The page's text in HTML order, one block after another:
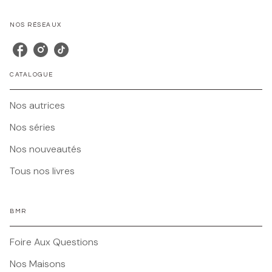
NOS RÉSEAUX
CATALOGUE
Nos autrices
Nos séries
Nos nouveautés
Tous nos livres
BMR
Foire Aux Questions
Nos Maisons